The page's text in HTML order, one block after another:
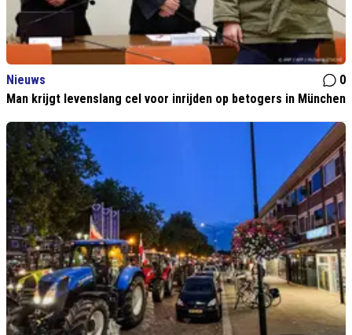
Nieuws
0
Man krijgt levenslang cel voor inrijden op betogers in München